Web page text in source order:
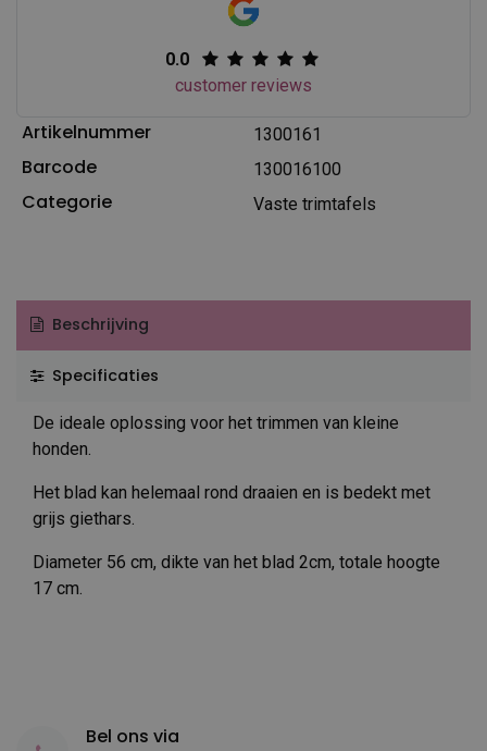
0.0
customer reviews
Artikelnummer 1300161
Barcode 130016100
Categorie Vaste trimtafels
Beschrijving
Specificaties
De ideale oplossing voor het trimmen van kleine
honden.
Het blad kan helemaal rond draaien en is bedekt met
grijs giethars.
Diameter 56 cm, dikte van het blad 2cm, totale hoogte
17 cm.
Bel ons via